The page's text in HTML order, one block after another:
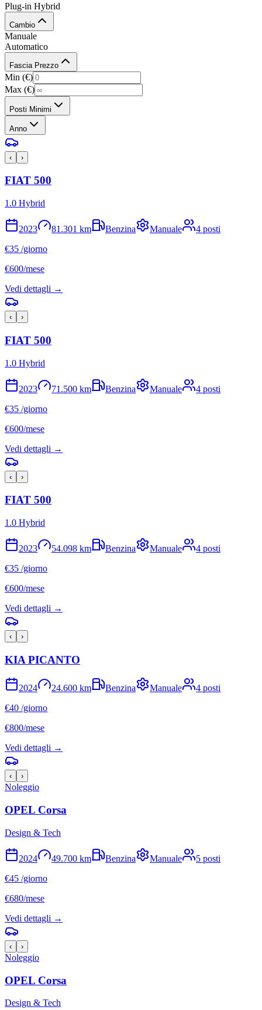
Plug-in Hybrid
Cambio
Manuale
Automatico
Fascia Prezzo
Min (€)
Max (€)
Posti Minimi
Anno
‹ ›
FIAT 500
1.0 Hybrid
2023 81.301 km Benzina Manuale 4 posti
€35 /giorno
€600/mese
Vedi dettagli →
‹ ›
FIAT 500
1.0 Hybrid
2023 71.500 km Benzina Manuale 4 posti
€35 /giorno
€600/mese
Vedi dettagli →
‹ ›
FIAT 500
1.0 Hybrid
2023 54.098 km Benzina Manuale 4 posti
€35 /giorno
€600/mese
Vedi dettagli →
‹ ›
KIA PICANTO
2024 24.600 km Benzina Manuale 4 posti
€40 /giorno
€800/mese
Vedi dettagli →
‹ ›
Noleggio
OPEL Corsa
Design & Tech
2024 49.700 km Benzina Manuale 5 posti
€45 /giorno
€680/mese
Vedi dettagli →
‹ ›
Noleggio
OPEL Corsa
Design & Tech